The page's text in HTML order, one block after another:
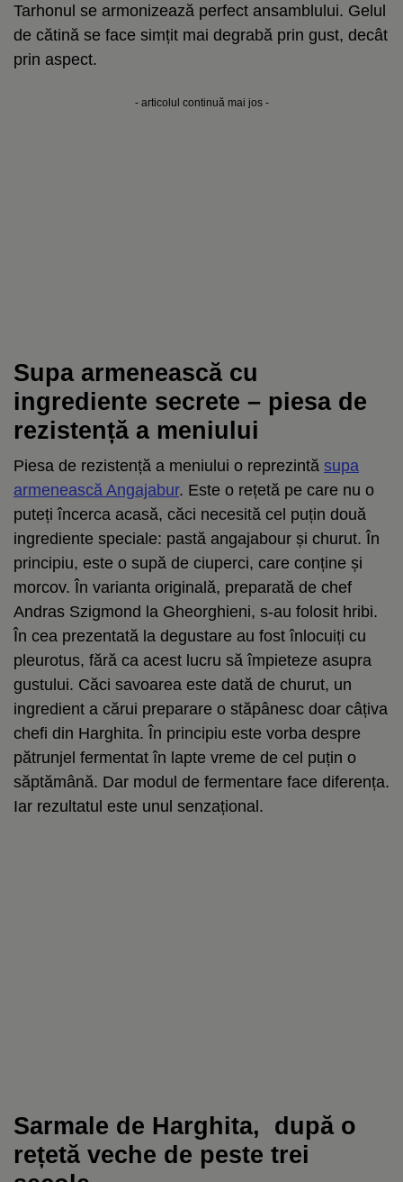
Tarhonul se armonizează perfect ansamblului. Gelul
de cătină se face simțit mai degrabă prin gust, decât
prin aspect.
- articolul continuă mai jos -
Supa armenească cu
ingrediente secrete – piesa de
rezistență a meniului
Piesa de rezistență a meniului o reprezintă supa
armenească Angajabur. Este o rețetă pe care nu o
puteți încerca acasă, căci necesită cel puțin două
ingrediente speciale: pastă angajabour și churut. În
principiu, este o supă de ciuperci, care conține și
morcov. În varianta originală, preparată de chef
Andras Szigmond la Gheorghieni, s-au folosit hribi.
În cea prezentată la degustare au fost înlocuiți cu
pleurotus, fără ca acest lucru să împieteze asupra
gustului. Căci savoarea este dată de churut, un
ingredient a cărui preparare o stăpânesc doar câțiva
chefi din Harghita. În principiu este vorba despre
pătrunjel fermentat în lapte vreme de cel puțin o
săptămână. Dar modul de fermentare face diferența.
Iar rezultatul este unul senzațional.
Sarmale de Harghita, după o
rețetă veche de peste trei